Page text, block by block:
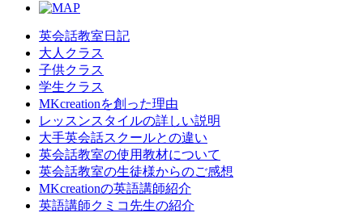
英会話教室日記
大人クラス
子供クラス
学生クラス
MKcreationを創った理由
レッスンスタイルの詳しい説明
大手英会話スクールとの違い
英会話教室の使用教材について
英会話教室の生徒様からのご感想
MKcreationの英語講師紹介
英語講師クミコ先生の紹介